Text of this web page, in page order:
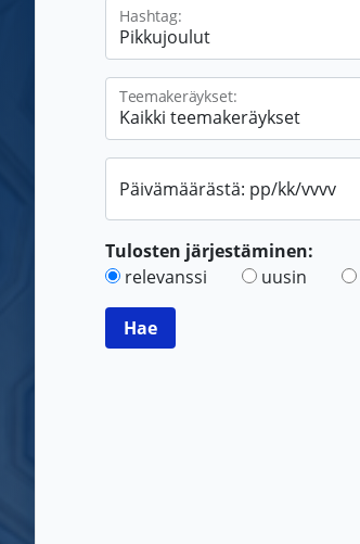
Hashtag:
Teemakeräykset:
Päivämäärästä: pp/kk/vvvv
Tulosten järjestäminen:
relevanssi
uusin